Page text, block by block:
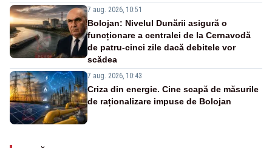
7 aug. 2026, 10:51
Bolojan: Nivelul Dunării asigură o
funcționare a centralei de la Cernavodă
de patru-cinci zile dacă debitele vor
scădea
7 aug. 2026, 10:43
Criza din energie. Cine scapă de măsurile
de raționalizare impuse de Bolojan